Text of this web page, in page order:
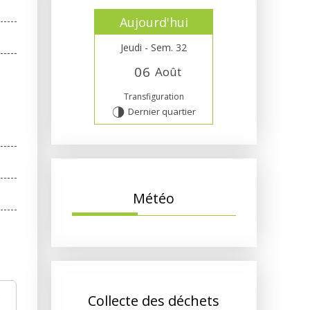
Aujourd'hui
Jeudi - Sem. 32
06 Août
Transfiguration
T Dernier quartier
Météo
Collecte des déchets